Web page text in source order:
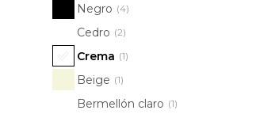
Negro (4)
Cedro (2)
Crema (1)
Beige (1)
Bermellón claro (1)